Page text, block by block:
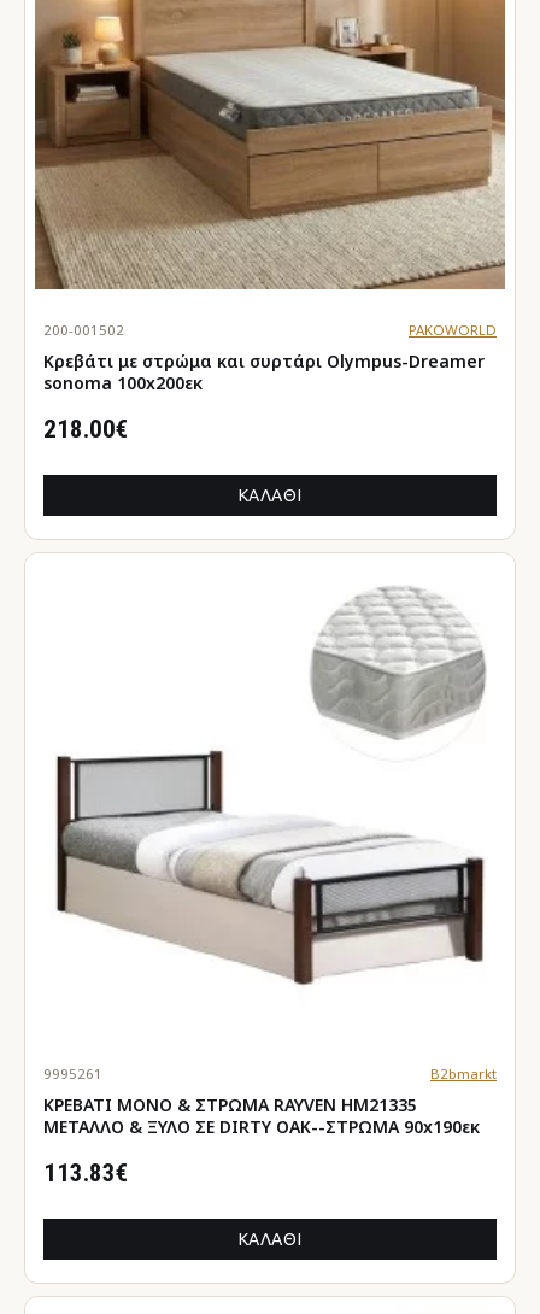
200-001502 PAKOWORLD
Κρεβάτι με στρώμα και συρτάρι Olympus-Dreamer
sonoma 100x200εκ
218.00€
ΚΑΛΆΘΙ
9995261 B2bmarkt
ΚΡΕΒΑΤΙ ΜΟΝΟ & ΣΤΡΩΜΑ RAYVEN HM21335
ΜΕΤΑΛΛΟ & ΞΥΛΟ ΣΕ DIRTY OAK--ΣΤΡΩΜΑ 90x190εκ
113.83€
ΚΑΛΆΘΙ